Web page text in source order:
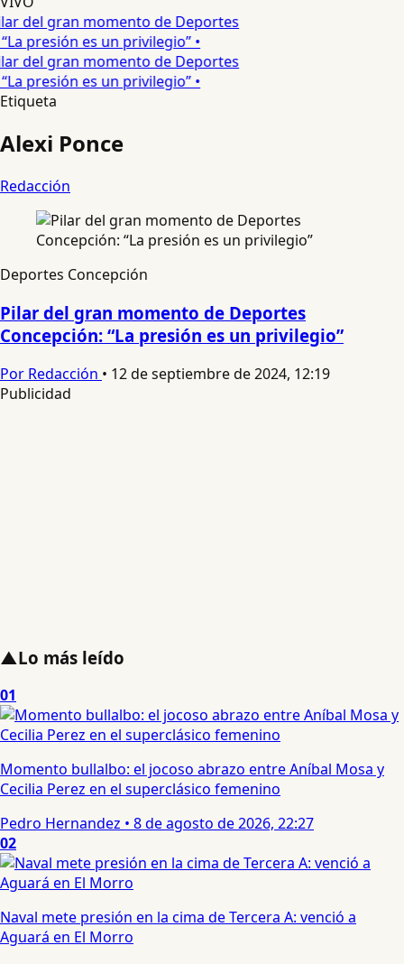
del gran momento de Deportes
presión es un privilegio” •
del gran momento de Deportes
presión es un privilegio” •
Etiqueta
Alexi Ponce
Redacción
Deportes Concepción
Pilar del gran momento de Deportes
Concepción: “La presión es un privilegio”
Por Redacción • 12 de septiembre de 2024, 12:19
Publicidad
▲Lo más leído
01
Momento bullalbo: el jocoso abrazo entre Aníbal Mosa y
Cecilia Perez en el superclásico femenino
Pedro Hernandez • 8 de agosto de 2026, 22:27
02
Naval mete presión en la cima de Tercera A: venció a
Aguará en El Morro